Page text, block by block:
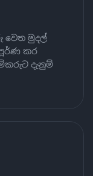
වෙත මුදල්
කර
දැනුම්